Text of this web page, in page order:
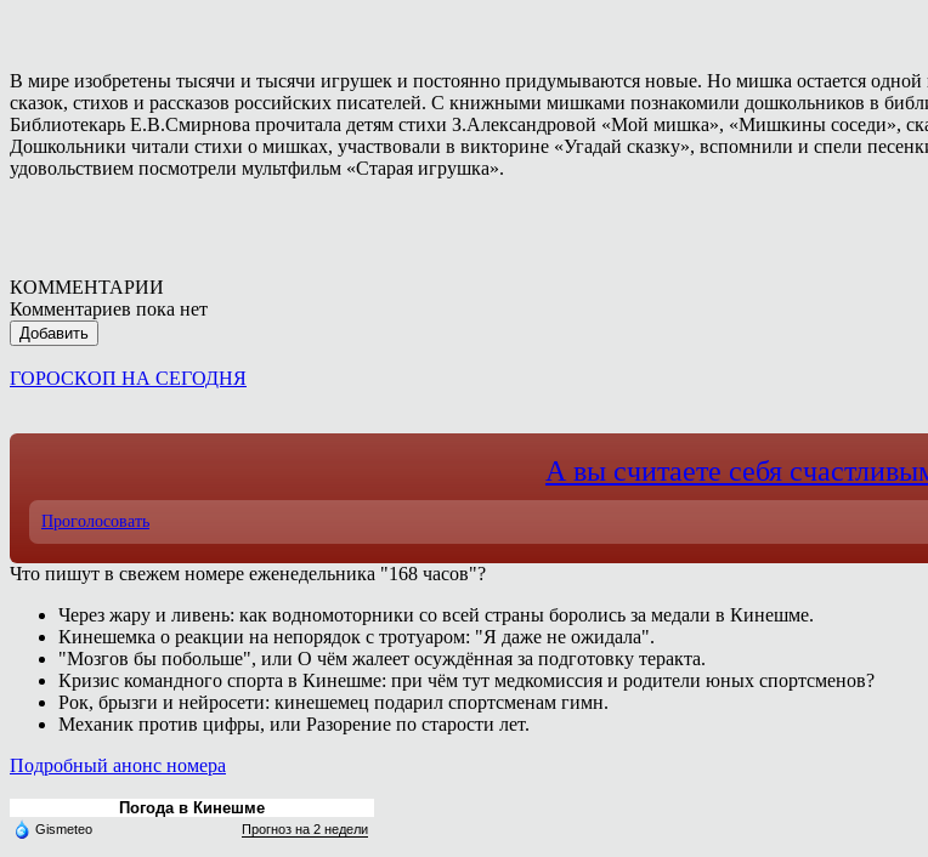
В мире изобретены тысячи и тысячи игрушек и постоянно придумываются новые. Но мишка остается
сказок, стихов и рассказов российских писателей. С книжными мишками познакомили дошкольников в
Библиотекарь Е.В.Смирнова прочитала детям стихи З.Александровой «Мой мишка», «Мишкины соседи»,
Дошкольники читали стихи о мишках, участвовали в викторине «Угадай сказку», вспомнили и спели
удовольствием посмотрели мультфильм «Старая игрушка».
КОММЕНТАРИИ
Комментариев пока нет
Добавить
ГОРОСКОП НА СЕГОДНЯ
А вы считаете себя
Проголосовать
Что пишут в свежем номере еженедельника "168 часов"?
Через жару и ливень: как водномоторники со всей страны боролись за медали в Кинешме.
Кинешемка о реакции на непорядок с тротуаром: "Я даже не ожидала".
"Мозгов бы побольше", или О чём жалеет осуждённая за подготовку теракта.
Кризис командного спорта в Кинешме: при чём тут медкомиссия и родители юных спортсменов?
Рок, брызги и нейросети: кинешемец подарил спортсменам гимн.
Механик против цифры, или Разорение по старости лет.
Подробный анонс номера
Погода в Кинешме
Gismeteo Прогноз на 2 недели